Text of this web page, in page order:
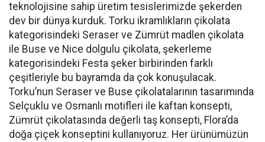
teknolojisine sahip üretim tesislerimizde şekerden
dev bir dünya kurduk. Torku ikramlıkların çikolata
kategorisindeki Seraser ve Zümrüt madlen çikolata
ile Buse ve Nice dolgulu çikolata, şekerleme
kategorisindeki Festa şeker birbirinden farklı
çeşitleriyle bu bayramda da çok konuşulacak.
Torku’nun Seraser ve Buse çikolatalarının tasarımında
Selçuklu ve Osmanlı motifleri ile kaftan konsepti,
Zümrüt çikolatasında değerli taş konsepti, Flora’da
doğa çiçek konseptini kullanıyoruz. Her ürünümüzün